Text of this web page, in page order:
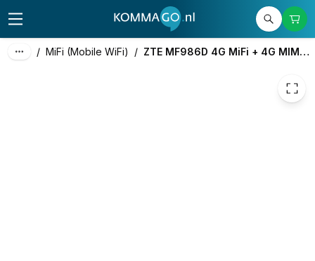
/ MiFi (Mobile WiFi) / ZTE MF986D 4G MiFi + 4G MIMO Omni Antenne
excl. btw